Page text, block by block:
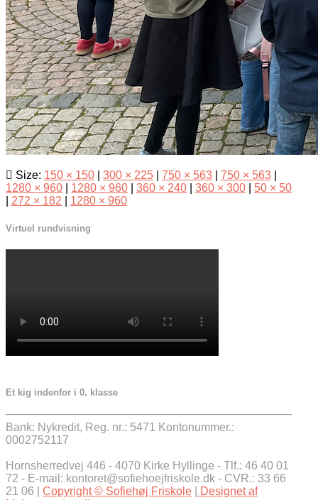
Size: 150 × 150 300 × 225 750 × 563 750 × 563
1280 × 960
1280 × 960 360 × 240 360 × 300
50 × 50
272 × 182 1280 × 960
Virtuel rundvisning
Et kig indenfor i 0. klasse
Bank: Nykredit, Reg. nr.: 5471 Kontonummer.:
0002752117
Hornsherredvej 446 - 4070 Kirke Hyllinge - Tlf.: 46 40 01
72 - E-mail: kontoret@sofiehoejfriskole.dk - CVR.: 33 66
21 06 | Copyright © Sofiehøj Friskole
Designet af